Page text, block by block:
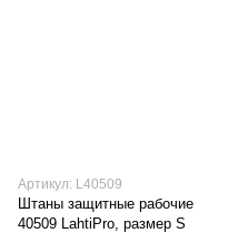
Артикул: L40509
Штаны защитные рабочие
40509 LahtiPro, размер S